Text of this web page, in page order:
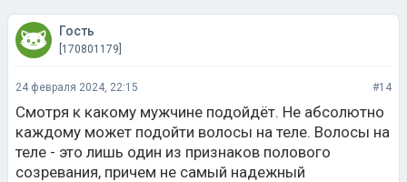
Гость
[170801179]
24 февраля 2024, 22:15 #14
Смотря к какому мужчине подойдёт. Не абсолютно
каждому может подойти волосы на теле. Волосы на
теле - это лишь один из признаков полового
созревания, причем не самый надежный